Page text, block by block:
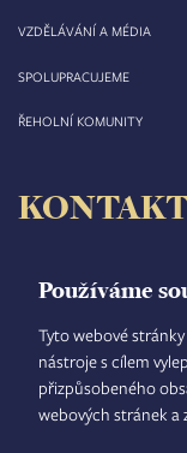
Používáme
Tyto webové
nástroje s cílem
přizpůsobeného
webových stránek a
VZDĚLÁVÁNÍ A MÉDIA
SPOLUPRACUJEME
ŘEHOLNÍ KOMUNITY
Velké náměstí 35/44
500 03 Hradec Králové
tel.: +420 495 063 611
IČO: 00 44 51 34
DIČ: CZ 00 44 51 34
Číslo účtu: 1006010044/